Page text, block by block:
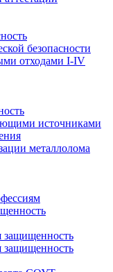
безопасности
отходами I-IV
источниками
металлолома
защищенность
защищенность